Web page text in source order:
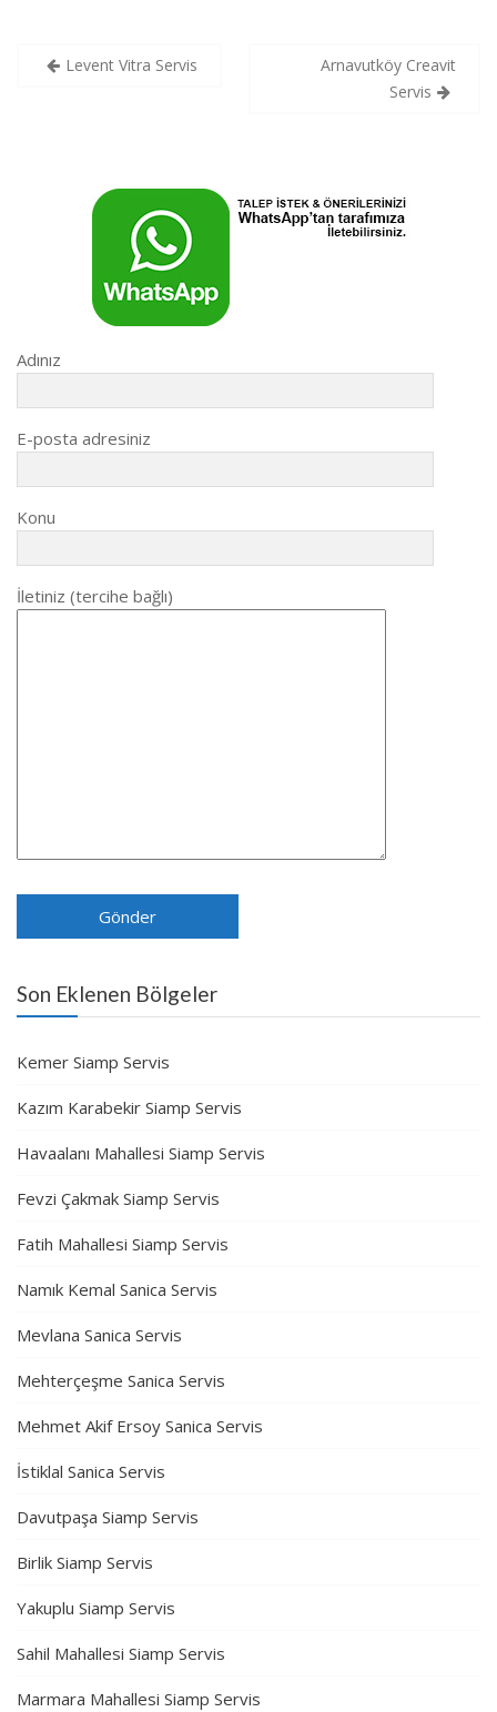
YazıLevent Vitra Servis
Arnavutköy Creavit
Servis
Adınız
E-posta adresiniz
Konu
İletiniz (tercihe bağlı)
Son Eklenen Bölgeler
Kemer Siamp Servis
Kazım Karabekir Siamp Servis
Havaalanı Mahallesi Siamp Servis
Fevzi Çakmak Siamp Servis
Fatih Mahallesi Siamp Servis
Namık Kemal Sanica Servis
Mevlana Sanica Servis
Mehterçeşme Sanica Servis
Mehmet Akif Ersoy Sanica Servis
İstiklal Sanica Servis
Davutpaşa Siamp Servis
Birlik Siamp Servis
Yakuplu Siamp Servis
Sahil Mahallesi Siamp Servis
Marmara Mahallesi Siamp Servis